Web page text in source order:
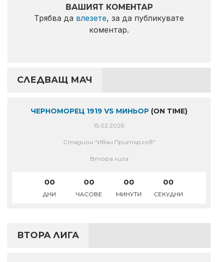
ВАШИЯТ КОМЕНТАР
Трябва да влезете, за да публикувате
коментар.
СЛЕДВАЩ МАЧ
ЧЕРНОМОРЕЦ 1919 VS МИНЬОР (ON TIME)
15.02.2026
Стадион "Иван Притъргов"
Втора лига
00
ДНИ
00
ЧАСОВЕ
00
МИНУТИ
00
СЕКУДНИ
ВТОРА ЛИГА